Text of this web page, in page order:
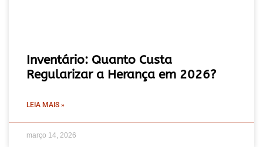
Inventário: Quanto Custa
Regularizar a Herança em 2026?
LEIA MAIS »
março 14, 2026